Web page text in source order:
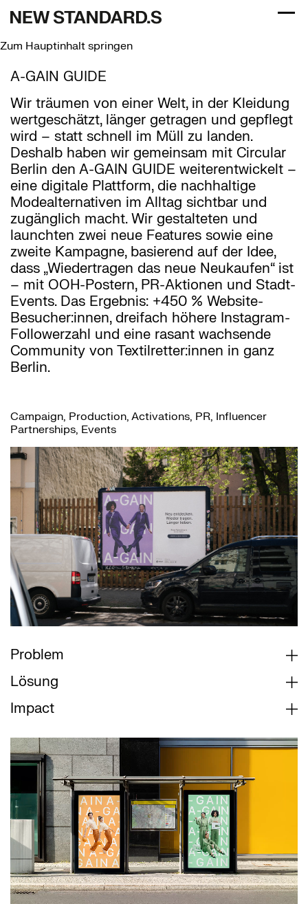
Zum Hauptinhalt springen
A-GAIN GUIDE
Wir träumen von einer Welt, in der Kleidung
wertgeschätzt, länger getragen und gepflegt
wird – statt schnell im Müll zu landen.
Deshalb haben wir gemeinsam mit Circular
Berlin den A-GAIN GUIDE weiterentwickelt –
eine digitale Plattform, die nachhaltige
Modealternativen im Alltag sichtbar und
zugänglich macht. Wir gestalteten und
launchten zwei neue Features sowie eine
zweite Kampagne, basierend auf der Idee,
dass „Wiedertragen das neue Neukaufen“ ist
– mit OOH-Postern, PR-Aktionen und Stadt-
Events. Das Ergebnis: +450 % Website-
Besucher:innen, dreifach höhere Instagram-
Followerzahl und eine rasant wachsende
Community von Textilretter:innen in ganz
Berlin.
Campaign, Production, Activations, PR, Influencer
Partnerships, Events
Problem
Lösung
Impact